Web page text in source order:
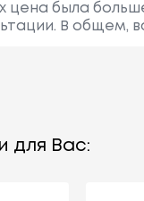
цена была
В общем,
для Вас: